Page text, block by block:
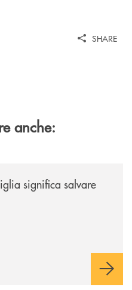
SHARE
anche:
significa salvare